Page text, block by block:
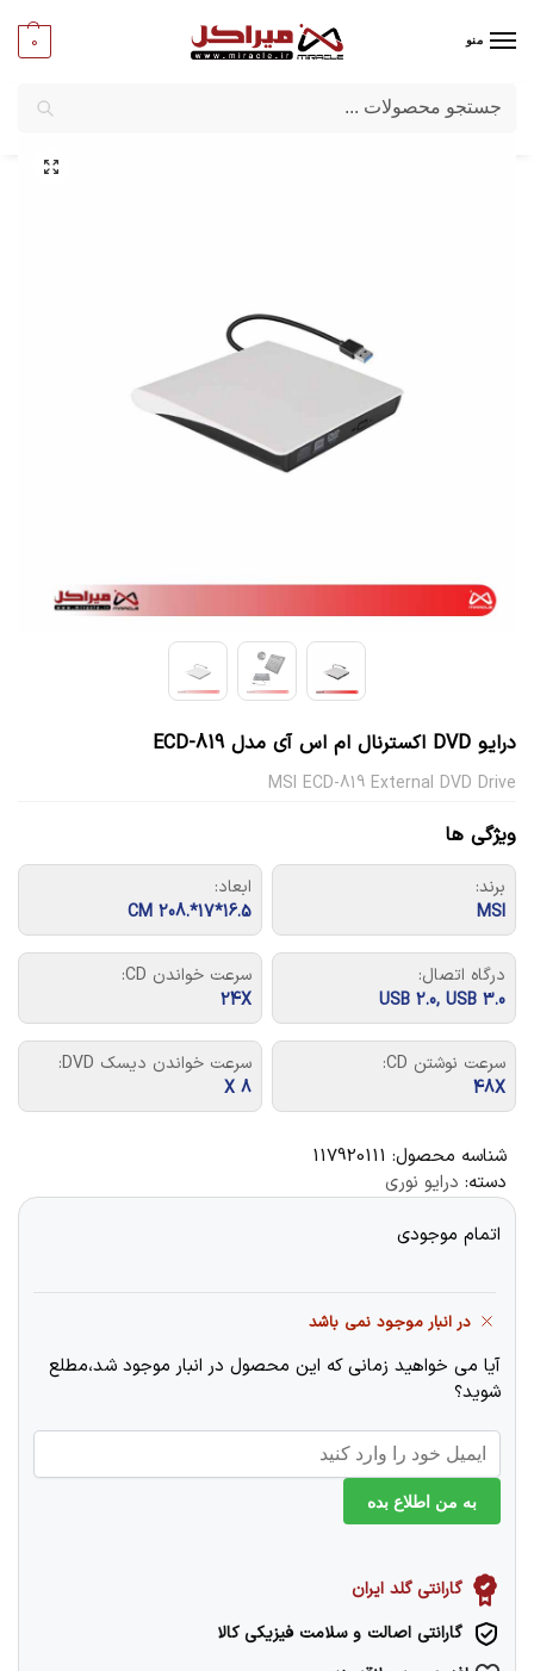
منو 0
میراکل/کامپیوتر/قطعات اصلی
درایو DVD اکسترنال ام اس آی مدل ECD-819
MSI ECD-819 External DVD Drive
ویژگی ها
برند:
MSI
ابعاد:
16.5*17*.208 CM
درگاه اتصال:
USB 2.0, USB 3.0
سرعت خواندن CD:
24X
سرعت نوشتن CD:
48X
سرعت خواندن دیسک DVD:
8 X
شناسه محصول: 117920111
دسته: درایو نوری
اتمام موجودی
در انبار موجود نمی باشد
آیا می خواهید زمانی که این محصول در انبار موجود شد،مطلع
شوید؟
به من اطلاع بده
گارانتی گلد ایران
گارانتی اصالت و سلامت فیزیکی کالا